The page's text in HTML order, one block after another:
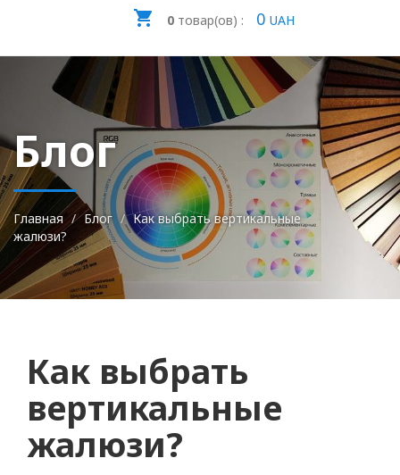
0товар(ов) : 0 UAH
Блог
Главная Блог
Как выбрать вертикальные
жалюзи?
Как выбрать
вертикальные
жалюзи?